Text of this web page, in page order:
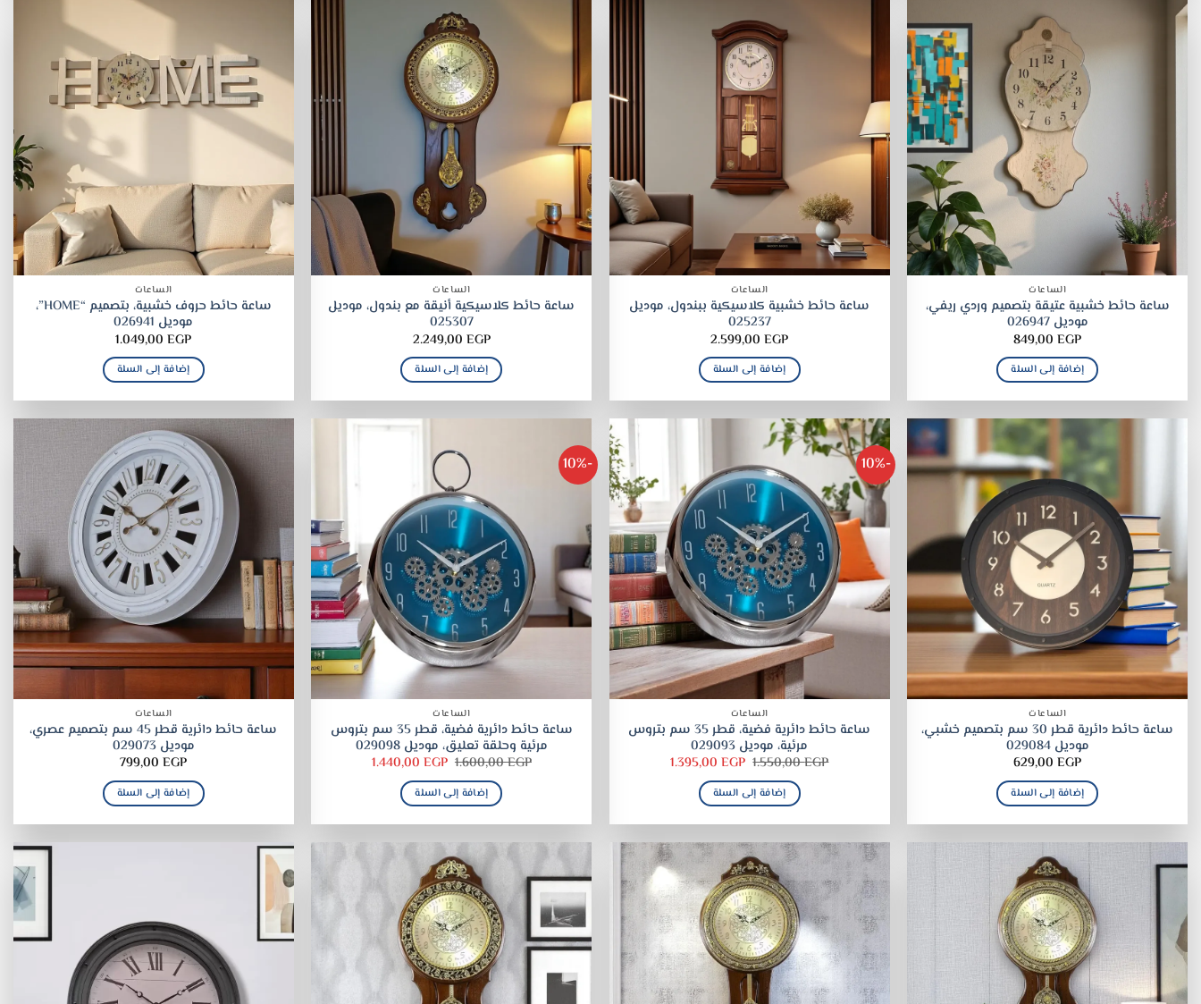
الساعات
ساعة حائط خشبية عتيقة بتصميم وردي ريفي،
موديل 026947
849,00EGP
إضافة إلى السلة
الساعات
ساعة حائط خشبية كلاسيكية ببندول، موديل
025237
2.599,00EGP
إضافة إلى السلة
الساعات
ساعة حائط كلاسيكية أنيقة مع بندول، موديل
025307
2.249,00 EGP
إضافة إلى السلة
الساعات
ساعة حائط حروف خشبية، بتصميم “HOME”،
موديل 026941
1.049,00EGP
إضافة إلى السلة
الساعات
ساعة حائط دائرية قطر 30 سم بتصميم خشبي،
موديل 029084
629,00EGP
إضافة إلى السلة
-10%
الساعات
ساعة حائط دائرية فضية، قطر 35 سم بتروس
مرئية، موديل 029093
1.550,00EGP السعر
هو:
1.550,00 EGP.
1.395,00EGP السعر
إضافة إلى السلة
-10%
الساعات
ساعة حائط دائرية فضية، قطر 35 سم بتروس
مرئية وحلقة تعليق، موديل 029098
1.600,00EGP السعر
هو:
1.600,00 EGP.
1.440,00 EGP السعر
إضافة إلى السلة
الساعات
ساعة حائط دائرية قطر 45 سم بتصميم عصري،
موديل 029073
799,00EGP
إضافة إلى السلة